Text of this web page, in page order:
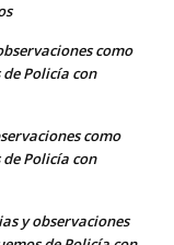
como
Policía con
como
Policía con
y observaciones